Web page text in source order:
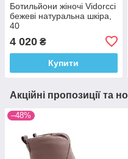
Ботильйони жіночі Vidorcci
бежеві натуральна шкіра,
40
4 020 ₴
Купити
Акційні пропозиції та
–48%